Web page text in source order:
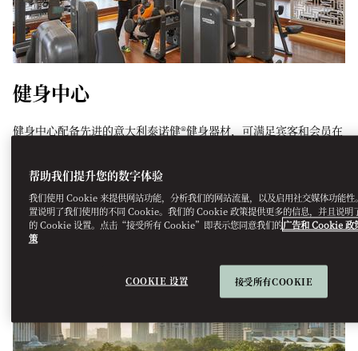
健身中心
健身中心配备先进的意大利泰诺健®健身器材，可满足宾客和会员在
开放时间：24小时
帮助我们提升您的数字体验
我们使用 Cookie 来提供网站功能，分析我们的网站流量，以及启用社交媒体功能
置说明了我们使用的不同 Cookie。我们的 Cookie 政策提供更多的信息，并且说明
的 Cookie 设置。点击“接受所有 Cookie”即表示您同意我们的广告和 Cookie 政
策
COOKIE 设置 接受所有COOKIE